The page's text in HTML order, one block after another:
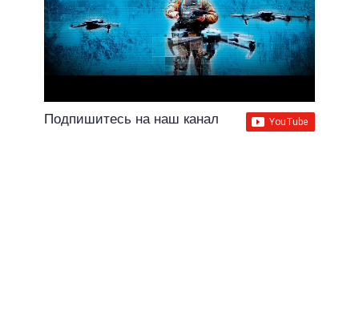
Подпишитесь на наш канал